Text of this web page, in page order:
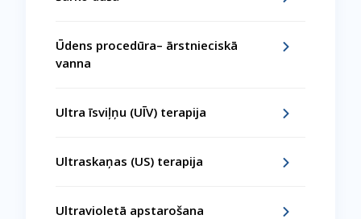
Ūdens procedūra– ārstnieciskā
vanna
Ultra īsviļņu (UĪV) terapija
Ultraskaņas (US) terapija
Ultravioletā apstarošana